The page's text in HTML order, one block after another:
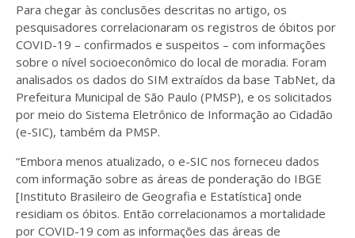
Para chegar às conclusões descritas no artigo, os
pesquisadores correlacionaram os registros de óbitos por
COVID-19 – confirmados e suspeitos – com informações
sobre o nível socioeconômico do local de moradia. Foram
analisados os dados do SIM extraídos da base TabNet, da
Prefeitura Municipal de São Paulo (PMSP), e os solicitados
por meio do Sistema Eletrônico de Informação ao Cidadão
(e-SIC), também da PMSP.
“Embora menos atualizado, o e-SIC nos forneceu dados
com informação sobre as áreas de ponderação do IBGE
[Instituto Brasileiro de Geografia e Estatística] onde
residiam os óbitos. Então correlacionamos a mortalidade
por COVID-19 com as informações das áreas de